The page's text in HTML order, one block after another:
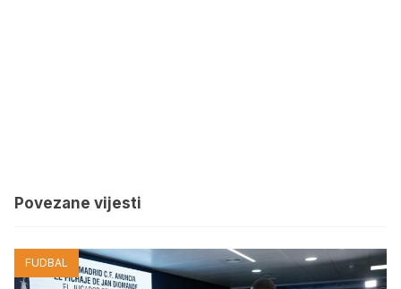
Povezane vijesti
FUDBAL